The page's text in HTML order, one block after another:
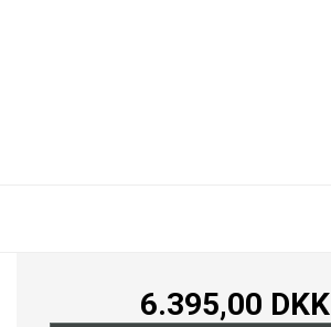
6.395,00 DKK